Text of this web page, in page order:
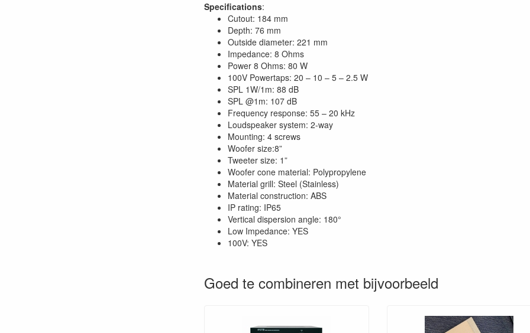
Specifications:
Cutout: 184 mm
Depth: 76 mm
Outside diameter: 221 mm
Impedance: 8 Ohms
Power 8 Ohms: 80 W
100V Powertaps: 20 – 10 – 5 – 2.5 W
SPL 1W/1m: 88 dB
SPL @1m: 107 dB
Frequency response: 55 – 20 kHz
Loudspeaker system: 2-way
Mounting: 4 screws
Woofer size:8”
Tweeter size: 1”
Woofer cone material: Polypropylene
Material grill: Steel (Stainless)
Material construction: ABS
IP rating: IP65
Vertical dispersion angle: 180°
Low Impedance: YES
100V: YES
Goed te combineren met bijvoorbeeld